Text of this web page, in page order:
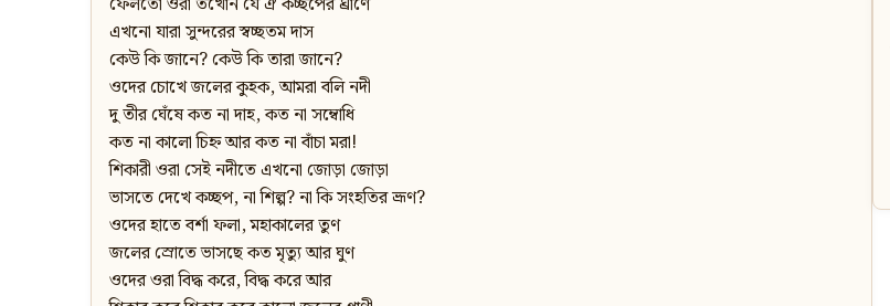
এখনো যারা সুন্দরের স্বচ্ছতম দাস
কেউ কি জানে? কেউ কি তারা জানে?
ওদের চোখে জলের কুহক, আমরা বলি নদী
দু তীর ঘেঁষে কত না দাহ, কত না সম্বোধি
কত না কালো চিহ্ন আর কত না বাঁচা মরা!
শিকারী ওরা সেই নদীতে এখনো জোড়া জোড়া
ভাসতে দেখে কচ্ছপ, না শিল্প? না কি সংহতির ভ্রূণ?
ওদের হাতে বর্শা ফলা, মহাকালের তুণ
জলের স্রোতে ভাসছে কত মৃত্যু আর ঘুণ
ওদের ওরা বিদ্ধ করে, বিদ্ধ করে আর